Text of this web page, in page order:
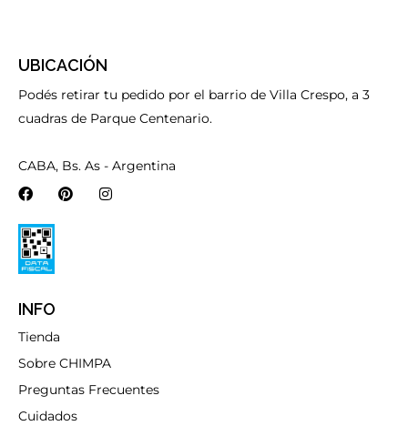
UBICACIÓN
Podés retirar tu pedido por el barrio de Villa Crespo, a 3
cuadras de Parque Centenario.
CABA, Bs. As - Argentina
INFO
Tienda
Sobre CHIMPA
Preguntas Frecuentes
Cuidados